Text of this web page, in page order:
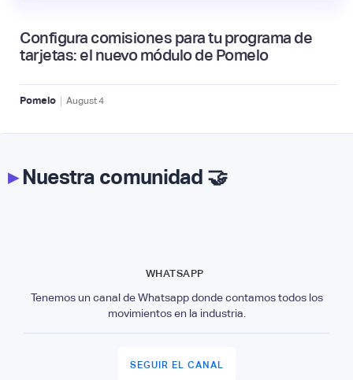
Configura comisiones para tu programa de
tarjetas: el nuevo módulo de Pomelo
Pomelo | August4
▸Nuestra comunidad 🤝
WHATSAPP
Tenemos un canal de Whatsapp donde contamos todos los
movimientos en la industria.
SEGUIR EL CANAL